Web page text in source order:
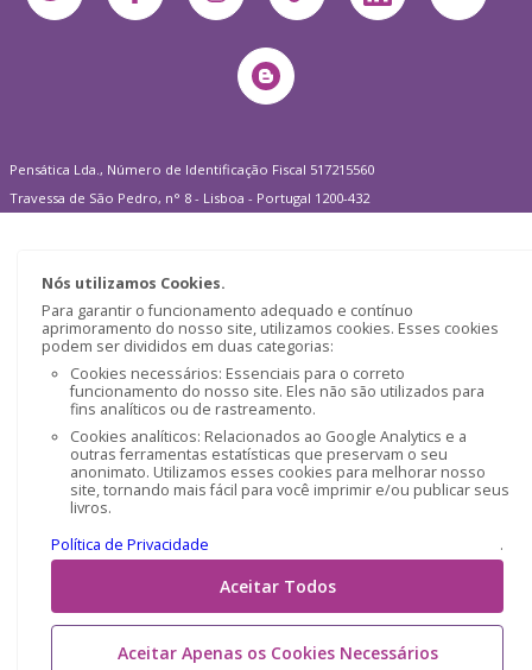
Nós utilizamos Cookies.
Para garantir o funcionamento adequado e contínuo
aprimoramento do nosso site, utilizamos cookies. Esses cookies
podem ser divididos em duas categorias:
Cookies necessários: Essenciais para o correto
funcionamento do nosso site. Eles não são utilizados para
fins analíticos ou de rastreamento.
Cookies analíticos: Relacionados ao Google Analytics e a
outras ferramentas estatísticas que preservam o seu
anonimato. Utilizamos esses cookies para melhorar nosso
site, tornando mais fácil para você imprimir e/ou publicar seus
livros.
Política de Privacidade
.
Aceitar Todos
Aceitar Apenas os Cookies Necessários
Pensática Lda., Número de Identificação Fiscal 517215560
Travessa de São Pedro, n° 8 - Lisboa - Portugal 1200-432